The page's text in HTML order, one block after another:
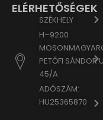
ELÉRHETŐSÉGEK
SZÉKHELY
H–9200
PETŐFI SÁNDOR
45/A
ADÓSZÁM:
HU25365870